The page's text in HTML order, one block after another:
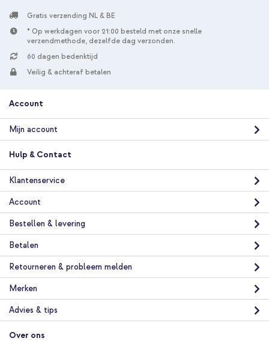
Gratis verzending NL & BE
* Op werkdagen voor 21:00 besteld met onze snelle
verzendmethode, dezelfde dag verzonden.
60 dagen bedenktijd
Veilig & achteraf betalen
Account
Mijn account
Hulp & Contact
Klantenservice
Account
Bestellen & levering
Betalen
Retourneren & probleem melden
Merken
Advies & tips
Over ons